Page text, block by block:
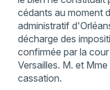
cédants au moment
administratif
décharge des
confirmée par la
Versailles. M. et
cassation.​